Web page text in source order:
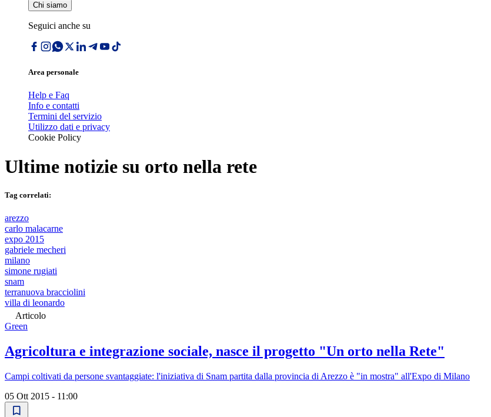
Chi siamo
Seguici anche su
Area personale
Help e Faq
Info e contatti
Termini del servizio
Utilizzo dati e privacy
Cookie Policy
Ultime notizie su orto nella rete
Tag correlati:
arezzo
carlo malacarne
expo 2015
gabriele mecheri
milano
simone rugiati
snam
terranuova bracciolini
villa di leonardo
Articolo
Green
Agricoltura e integrazione sociale, nasce il progetto "Un orto nella Rete"
Campi coltivati da persone svantaggiate: l'iniziativa di Snam partita dalla provincia di Arezzo è "in mostra" all'Expo di Milano
05 Ott 2015 - 11:00